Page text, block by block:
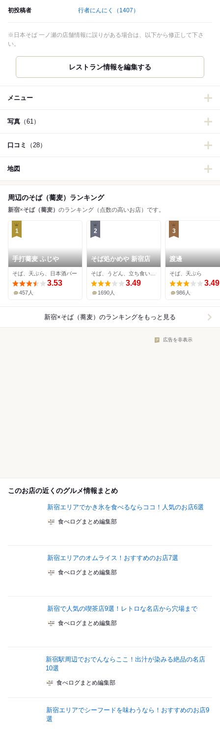
初投稿者 行者にんにく （1407）
※日本そば 一ノ瀬の店舗情報に誤りがある場合は、以下から修正して下さ
い。
レストラン情報を編集する
メニュー
写真 （61）
口コミ （28）
地図
周辺のそば（蕎麦）ランキング
新宿×そば（蕎麦） のランキング（点数の高いお店）です。
1
手打蕎麦 ふじや
そば、天ぷら、日本酒バー
3.53
457人
2
そば処かめや 新宿店
3.49
1690人
3
渡邊
そば、天ぷら
3.49
986人
新宿×そば（蕎麦） のランキングをもっと見る
広告を非表示
このお店の近くのグルメ情報まとめ
新宿エリアでかき氷を食べるならココ！人気のお店6選
食べログまとめ編集部
新宿エリアのオムライス！おすすめのお店7選
食べログまとめ編集部
新宿で人気の喫茶店9選！レトロな名店から穴場まで
食べログまとめ編集部
新宿駅周辺でおでんならここ！出汁が染みる絶品の名店
10選
食べログまとめ編集部
新宿エリアでシーフードを味わうなら！おすすめのお店9
選